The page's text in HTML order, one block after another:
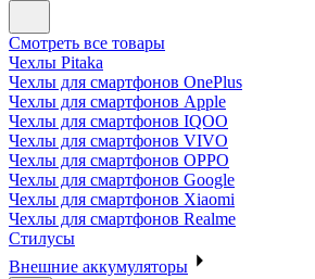
Смотреть все товары
Чехлы Pitaka
Чехлы для смартфонов OnePlus
Чехлы для смартфонов Apple
Чехлы для смартфонов IQOO
Чехлы для смартфонов VIVO
Чехлы для смартфонов OPPO
Чехлы для смартфонов Google
Чехлы для смартфонов Xiaomi
Чехлы для смартфонов Realme
Стилусы
Внешние аккумуляторы